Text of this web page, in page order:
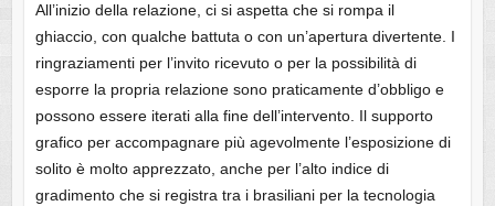
All’inizio della relazione, ci si aspetta che si rompa il
ghiaccio, con qualche battuta o con un’apertura divertente. I
ringraziamenti per l’invito ricevuto o per la possibilità di
esporre la propria relazione sono praticamente d’obbligo e
possono essere iterati alla fine dell’intervento. Il supporto
grafico per accompagnare più agevolmente l’esposizione di
solito è molto apprezzato, anche per l’alto indice di
gradimento che si registra tra i brasiliani per la tecnologia